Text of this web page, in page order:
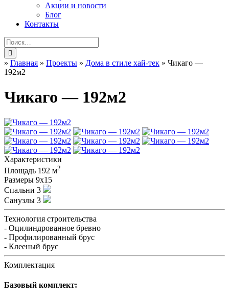
Акции и новости
Блог
Контакты
» Главная » Проекты » Дома в стиле хай-тек » Чикаго —
192м2
Чикаго — 192м2
Характеристики
Площадь 192 м2
Размеры 9х15
Спальни 3
Санузлы 3
Технология строительства
- Оцилиндрованное бревно
- Профилированный брус
- Клееный брус
Комплектация
Базовый комплект: